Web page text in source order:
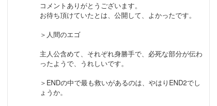
コメントありがとうございます。
お待ち頂けていたとは、公開して、よかったです。
＞人間のエゴ
主人公含めて、それぞれ身勝手で、必死な部分が伝わ
ったようで、うれしいです。
＞ENDの中で最も救いがあるのは、やはりEND2でし
ょうか。